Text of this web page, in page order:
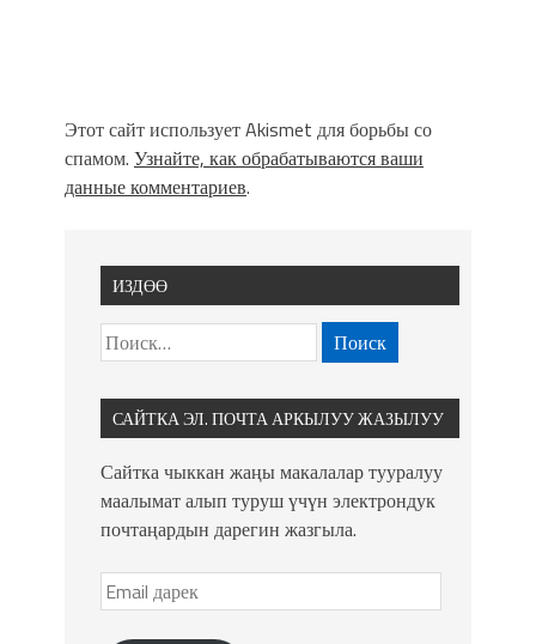
Этот сайт использует Akismet для борьбы со
спамом. Узнайте, как обрабатываются ваши
данные комментариев.
ИЗДӨӨ
САЙТКА ЭЛ. ПОЧТА АРКЫЛУУ ЖАЗЫЛУУ
Сайтка чыккан жаңы макалалар тууралуу
маалымат алып туруш үчүн электрондук
почтаңардын дарегин жазгыла.